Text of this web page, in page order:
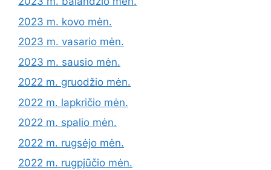
2023 m. kovo mėn.
2023 m. vasario mėn.
2023 m. sausio mėn.
2022 m. gruodžio mėn.
2022 m. lapkričio mėn.
2022 m. spalio mėn.
2022 m. rugsėjo mėn.
2022 m. rugpjūčio mėn.